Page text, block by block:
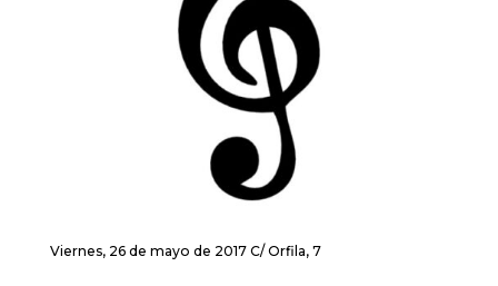
Viernes, 26 de mayo de 2017 C/ Orfila, 7